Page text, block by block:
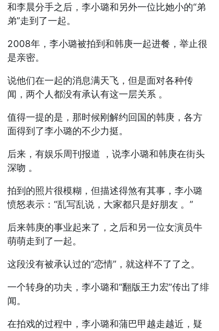
和李晨分手之后，李小璐和另外一位比她小的“弟
弟”走到了一起。
2008年，李小璐被拍到和韩庚一起进餐，举止很
是亲密。
说他们在一起的消息满天飞，但是面对各种传
闻，两个人都没有承认有这一层关系 。
值得一提的是，那时候刚解约回国的韩庚，各方
面得到了李小璐的不少力挺。
后来，有娱乐周刊报道 ，说李小璐和韩庚在街头
深吻 。
拍到的照片很模糊，但描述得煞有其事，李小璐
愤怒表示：“乱写乱说，大家都只是好朋友 。”
后来韩庚的事业起来了，之后和另一位女演员牛
萌萌走到了一起。
这段没有被承认过的“恋情”，就这样不了了之。
一个转身的功夫，李小璐和“翻版王力宏”传出了绯
闻。
在拍戏的过程中，李小璐和蒲巴甲越走越近，疑